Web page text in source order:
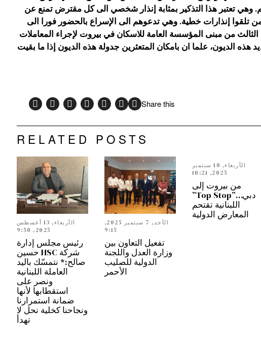
وهي تعتبر هذا التذكير بمثابة إنذار شخصي الى كل مقترض تمنع عن
تلقوا إنذارات خطية. وهي تدعوهم الى الإسراع بالحضور فورا الى
من مبنى المؤسسة العامة للاسكان في بيروت لإجراء المعاملات
هذه الديون، علما ان بامكان المتعثرين جدولة هذه الديون إذا ما بقيت
Share this
RELATED POSTS
الأربعاء, 10 سبتمبر
2025, 10:21
من بيروت إلى
دبي…”Top Stop”
اللبنانية تقتحم
المعارض الدولية
الأحد, 7 سبتمبر 2025,
9:15
تفعيل التعاون بين
وزارة العدل واللجنة
الدولية للصليب
الأحمر
الأربعاء, 13 أغسطس
2025, 9:50
رئيس مجلس إدارة
شركة HSC حسين
صالح:* نتمسّك باليد
العاملة اللبنانية
ونصر على
استقطابها لأنها
ضمانة استمرارنا
ونجاحنا كخلية نحل لا
تهدأ